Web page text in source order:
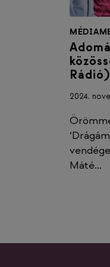
Rádió)
2024.
Máté…